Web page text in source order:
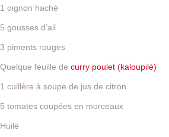
1 oignon haché
5 gousses d’ail
3 piments rouges
Quelque feuille de curry poulet (kaloupilé)
1 cuillère à soupe de jus de citron
5 tomates coupées en morceaux
Huile